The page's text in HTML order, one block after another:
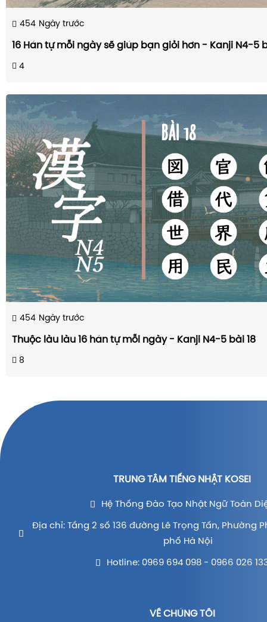
454 Ngày trước
16 Hán tự mỗi ngày sẽ giúp bạn giỏi hơn - Kanji N4-5
4
454 Ngày trước
Thuộc làu làu 16 hán tự mỗi ngày - Kanji N4-5 bài 18
8
TRUNG TÂM TIẾNG NHẬT KOSEI
Hệ Thống Đào Tạo Nhật Ngữ Toàn
Địa chỉ: Tầng 2 số 136 đường Lê Trọng Tấn, Phường
phố Hà Nội
Hotline: 0969 694 098 - 0966 026
VỀ CHÚNG TÔI